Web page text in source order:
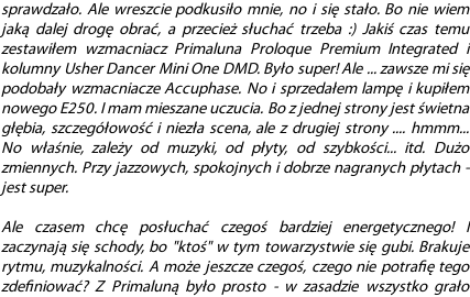
sprawdzało. Ale wreszcie podkusiło mnie, no i się stało. Bo nie wiem
jaką dalej drogę obrać, a przecież słuchać trzeba :) Jakiś czas temu
zestawiłem wzmacniacz Primaluna Proloque Premium Integrated i
kolumny Usher Dancer Mini One DMD. Było super! Ale ... zawsze mi się
podobały wzmacniacze Accuphase. No i sprzedałem lampę i kupiłem
nowego E250. I mam mieszane uczucia. Bo z jednej strony jest świetna
głębia, szczegółowość i niezła scena, ale z drugiej strony .... hmmm...
No właśnie, zależy od muzyki, od płyty, od szybkości... itd. Dużo
zmiennych. Przy jazzowych, spokojnych i dobrze nagranych płytach -
jest super.
Ale czasem chcę posłuchać czegoś bardziej energetycznego! I
zaczynają się schody, bo "ktoś" w tym towarzystwie się gubi. Brakuje
rytmu, muzykalności. A może jeszcze czegoś, czego nie potrafię tego
zdefiniować? Z Primaluną było prosto - w zasadzie wszystko grało